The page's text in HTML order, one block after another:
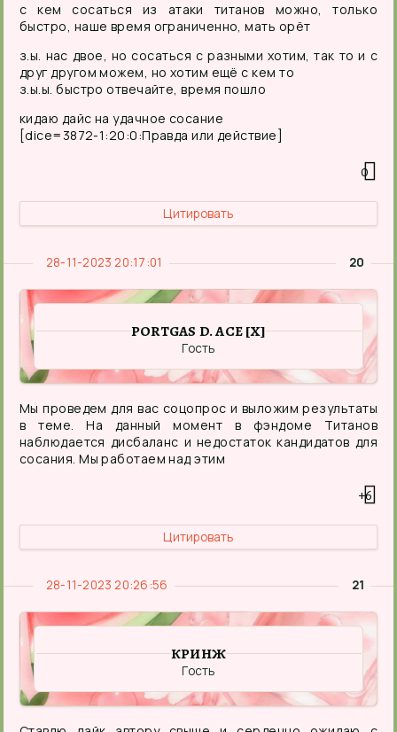
с кем сосаться из атаки титанов можно, только
быстро, наше время ограниченно, мать орёт
з.ы. нас двое, но сосаться с разными хотим, так то и с
друг другом можем, но хотим ещё с кем то
з.ы.ы. быстро отвечайте, время пошло
кидаю дайс на удачное сосание
[dice=3872-1:20:0:Правда или действие]
0
Цитировать
20
28-11-2023 20:17:01
PORTGAS D. ACE [X]
Гость
Мы проведем для вас соцопрос и выложим результаты
в теме. На данный момент в фэндоме Титанов
наблюдается дисбаланс и недостаток кандидатов для
сосания. Мы работаем над этим
+6
Цитировать
21
28-11-2023 20:26:56
КРИНЖ
Гость